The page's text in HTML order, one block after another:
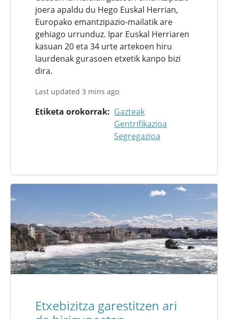
joera apaldu du Hego Euskal Herrian,
Europako emantzipazio-mailatik are
gehiago urrunduz. Ipar Euskal Herriaren
kasuan 20 eta 34 urte artekoen hiru
laurdenak gurasoen etxetik kanpo bizi
dira.
Last updated 3 mins ago
Etiketa orokorrak
Gazteak
Gentrifikazioa
Segregazioa
Etxebizitza garestitzen ari